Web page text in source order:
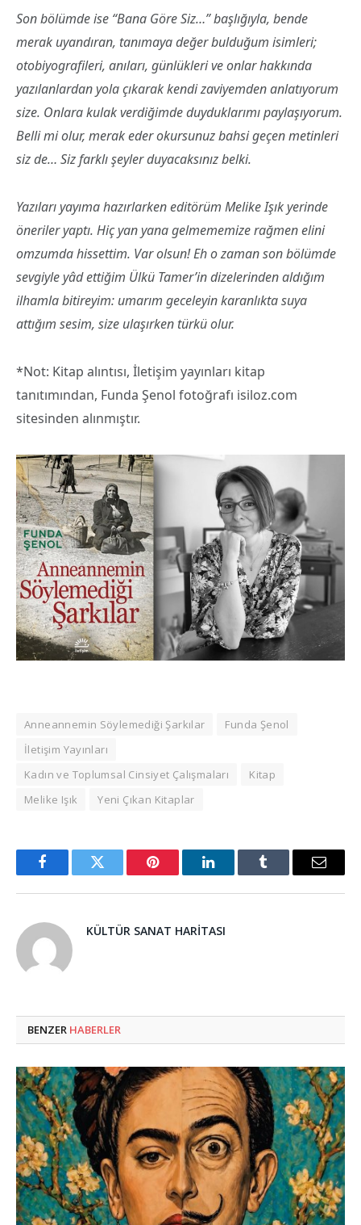
Son bölümde ise “Bana Göre Siz…” başlığıyla, bende
merak uyandıran, tanımaya değer bulduğum isimleri;
otobiyografileri, anıları, günlükleri ve onlar hakkında
yazılanlardan yola çıkarak kendi zaviyemden anlatıyorum
size. Onlara kulak verdiğimde duyduklarımı paylaşıyorum.
Belli mi olur, merak eder okursunuz bahsi geçen metinleri
siz de… Siz farklı şeyler duyacaksınız belki.
Yazıları yayıma hazırlarken editörüm Melike Işık yerinde
öneriler yaptı. Hiç yan yana gelmememize rağmen elini
omzumda hissettim. Var olsun! Eh o zaman son bölümde
sevgiyle yâd ettiğim Ülkü Tamer’in dizelerinden aldığım
ilhamla bitireyim: umarım geceleyin karanlıkta suya
attığım sesim, size ulaşırken türkü olur.
*Not: Kitap alıntısı, İletişim yayınları kitap
tanıtımından, Funda Şenol fotoğrafı isiloz.com
sitesinden alınmıştır.
Anneannemin Söylemediği Şarkılar
Funda Şenol
İletişim Yayınları
Kadın ve Toplumsal Cinsiyet Çalışmaları
Kitap
Melike Işık
Yeni Çıkan Kitaplar
FacebookTwitter Pinterest LinkedInTumblr Email
KÜLTÜR SANAT HARITASI
BENZER HABERLER